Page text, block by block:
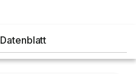
Datenblatt